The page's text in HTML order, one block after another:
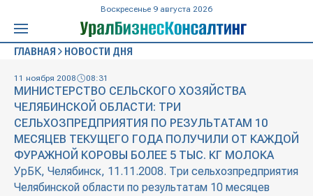
Воскресенье 9 августа 2026
ГЛАВНАЯ НОВОСТИ ДНЯ
11 ноября 2008 08:31
МИНИСТЕРСТВО СЕЛЬСКОГО ХОЗЯЙСТВА
ЧЕЛЯБИНСКОЙ ОБЛАСТИ: ТРИ
СЕЛЬХОЗПРЕДПРИЯТИЯ ПО РЕЗУЛЬТАТАМ 10
МЕСЯЦЕВ ТЕКУЩЕГО ГОДА ПОЛУЧИЛИ ОТ КАЖДОЙ
ФУРАЖНОЙ КОРОВЫ БОЛЕЕ 5 ТЫС. КГ МОЛОКА
УрБК, Челябинск, 11.11.2008. Три сельхозпредприятия
Челябинской области по результатам 10 месяцев